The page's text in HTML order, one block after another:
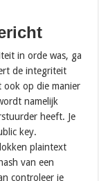
in orde was, ga
de integriteit
ook op die manier
namelijk
heeft. Je
key.
plaintext
van een
controleer je